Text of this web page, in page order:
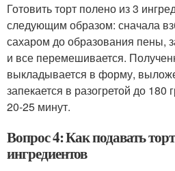
Готовить торт полено из 3
следующим образом: сначала
сахаром до образования пены,
и все перемешивается.
выкладывается в форму,
запекается в разогретой до 180
20-25 минут.
Вопрос 4: Как подавать
ингредиентов